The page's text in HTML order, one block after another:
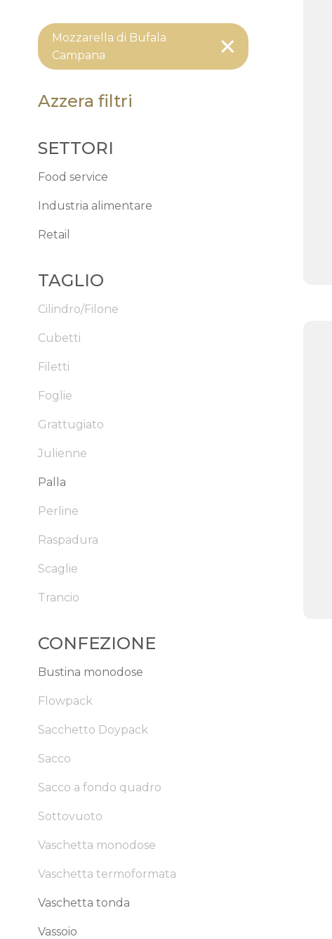
Mozzarella di Bufala
Campana
Azzera filtri
SETTORI
Food service
Industria alimentare
Retail
TAGLIO
Cilindro/Filone
Cubetti
Filetti
Foglie
Grattugiato
Julienne
Palla
Perline
Raspadura
Scaglie
Trancio
CONFEZIONE
Bustina monodose
Flowpack
Sacchetto Doypack
Sacco
Sacco a fondo quadro
Sottovuoto
Vaschetta monodose
Vaschetta termoformata
Vaschetta tonda
Vassoio